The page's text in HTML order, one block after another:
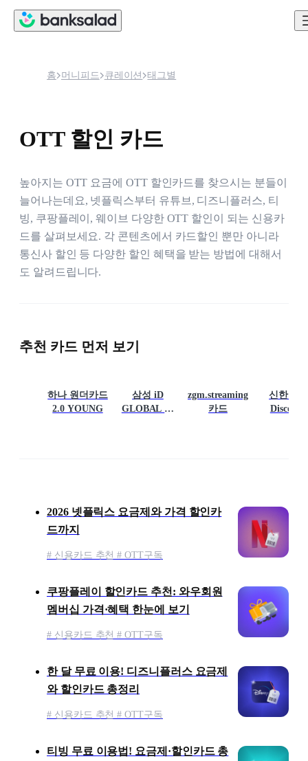
홈 머니피드 큐레이션 태그별
OTT 할인 카드
높아지는 OTT 요금에 OTT 할인카드를 찾으시는 분들이
늘어나는데요, 넷플릭스부터 유튜브, 디즈니플러스, 티
빙, 쿠팡플레이, 웨이브 다양한 OTT 할인이 되는 신용카
드를 살펴보세요. 각 콘텐츠에서 카드할인 뿐만 아니라
통신사 할인 등 다양한 할인 혜택을 받는 방법에 대해서
도 알려드립니다.
추천 카드 먼저 보기
하나 원더카드
2.0 YOUNG
삼성 iD
GLOBAL 카
zgm.streaming
카드
신한카드
Discount
2026 넷플릭스 요금제와 가격 할인카
드까지
# 신용카드 추천 # OTT구독
쿠팡플레이 할인카드 추천: 와우회원
멤버십 가격·혜택 한눈에 보기
# 신용카드 추천 # OTT구독
한 달 무료 이용! 디즈니플러스 요금제
와 할인카드 총정리
# 신용카드 추천 # OTT구독
티빙 무료 이용법! 요금제·할인카드 총